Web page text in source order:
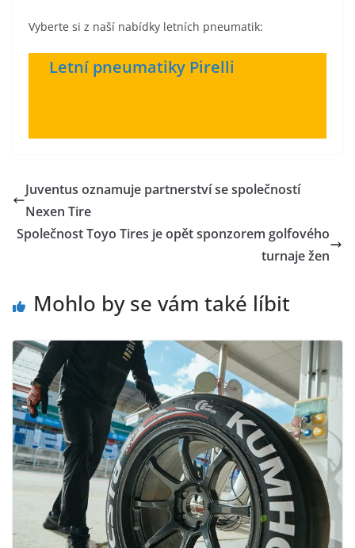
Vyberte si z naší nabídky letních pneumatik:
Letní pneumatiky Pirelli
Juventus oznamuje partnerství se společností
Nexen Tire
Společnost Toyo Tires je opět sponzorem golfového
turnaje žen
Mohlo by se vám také líbit